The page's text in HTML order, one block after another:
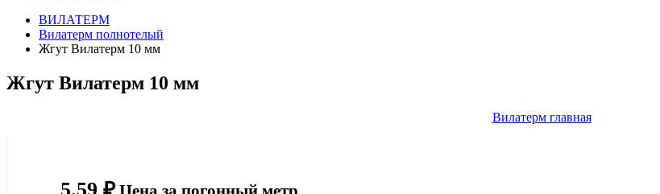
ВИЛАТЕРМ
Вилатерм полнотелый
Жгут Вилатерм 10 мм
Жгут Вилатерм 10 мм
Вилатерм главная